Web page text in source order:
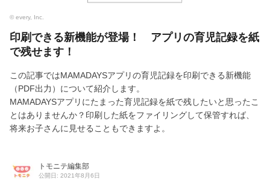
© every, Inc.
印刷できる新機能が登場！ アプリの育児記録を紙
で残せます！
この記事ではMAMADAYSアプリの育児記録を印刷できる新機能
（PDF出力）について紹介します。
MAMADAYSアプリにたまった育児記録を紙で残したいと思ったこ
とはありませんか？印刷した紙をファイリングして保管すれば、
将来お子さんに見せることもできますよ。
トモニテ編集部
公開日: 2021年8月6日